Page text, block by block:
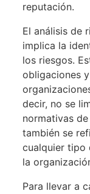
reputación.
El análisis de
implica la
los riesgos.
obligaciones
decir, no se
normativas
también se
cualquier tipo
la
Para llevar a